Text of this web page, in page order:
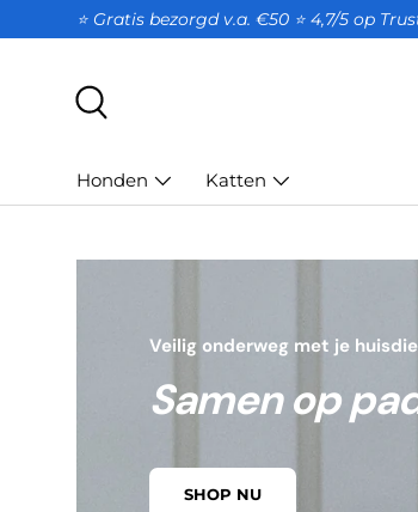
GA NAAR INHOUD
⭐ Gratis bezorgd v.a. €50 ⭐ 4,7/5 op
Honden Katten
Veilig onderweg met je
Samen op
SHOP NU